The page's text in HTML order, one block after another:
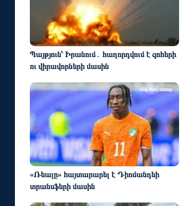
Պայթյուն՝ Իրանում․ հաղորդվում է զոհերի
ու վիրավորների մասին
«Ռեալը» հայտարարել է Դիոմանդեի
տրանսֆերի մասին
մեկ ժամ առաջ